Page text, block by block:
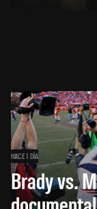
HACE 1 DÍA
Brady vs.